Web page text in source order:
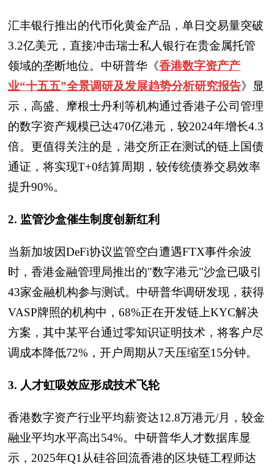
汇丰银行推出的代币化黄金产品，单日交易量突破
3.2亿美元，直接冲击瑞士私人银行在贵金属托管
领域的垄断地位。中研普华《香港数字资产产
业“十五五”全景调研及发展趋势分析研究报告》显
示，高盛、摩根士丹利等机构通过香港子公司管理
的数字资产规模已达470亿港元，较2024年增长4.3
倍。更值得关注的是，港交所正在测试的链上国债
通证，将实现T+0结算周期，较传统债券交易效率
提升90%。
2. 监管沙盒催生制度创新红利
当新加坡因DeFi协议监管空白遭遇FTX事件余波
时，香港金融管理局推出的"数字港元"沙盒已吸引
43家金融机构参与测试。中研普华调研发现，获得
VASP牌照的机构中，68%正在开发链上KYC解决
方案，其中某平台通过零知识证明技术，将客户尽
调成本降低72%，开户周期从7天压缩至15分钟。
3. 人才虹吸效应形成技术飞轮
香港数字资产行业平均薪资达12.8万港元/月，较金
融业平均水平高出54%。中研普华人才数据库显
示，2025年Q1从硅谷回流香港的区块链工程师达